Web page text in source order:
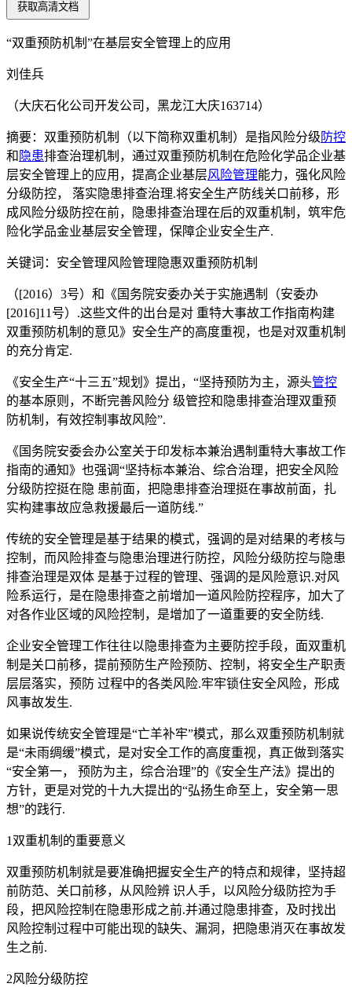
获取高清文档
“双重预防机制”在基层安全管理上的应用
刘佳兵
（大庆石化公司开发公司，黑龙江大庆163714）
摘要：双重预防机制（以下简称双重机制）是指风险分级 防控
和 隐患排查治理机制，通过双重预防机制在危险化学品企业基
层安全管理上的应用，提高企业基层风险管理能力，强化风险
分级防控， 落实隐患排查治理.将安全生产防线关口前移，形
成风险分级防控在前，隐患排查治理在后的双重机制，筑牢危
险化学品金业基层安全管理，保障企业安全生产.
关键词：安全管理风险管理隐惠双重预防机制
（[2016）3号）和《国务院安委办关于实施遇制（安委办
[2016]11号）.这些文件的出台是对 重特大事故工作指南构建
双重预防机制的意见》安全生产的高度重视，也是对双重机制
的充分肯定.
《安全生产“十三五”规划》提出，“坚持预防为主，源头管控
的基本原则，不断完善风险分 级管控和隐患排查治理双重预
防机制，有效控制事故风险”.
《国务院安委会办公室关于印发标本兼治遇制重特大事故工作
指南的通知》也强调“坚持标本兼治、综合治理，把安全风险
分级防控挺在隐 患前面，把隐患排查治理挺在事故前面，扎
实构建事故应急救援最后一道防线.”
传统的安全管理是基于结果的模式，强调的是对结果的考核与
控制，而风险排查与隐患治理进行防控，风险分级防控与隐患
排查治理是双体 是基于过程的管理、强调的是风险意识.对风
险系运行，是在隐患排查之前增加一道风险防控程序，加大了
对各作业区域的风险控制，是增加了一道重要的安全防线.
企业安全管理工作往往以隐患排查为主要防控手段，面双重机
制是关口前移，提前预防生产险预防、控制，将安全生产职责
层层落实，预防 过程中的各类风险.牢牢锁住安全风险，形成
风事故发生.
如果说传统安全管理是“亡羊补牢”模式，那么双重预防机制就
是“未雨绸缓”模式，是对安全工作的高度重视，真正做到落实
“安全第一， 预防为主，综合治理”的《安全生产法》提出的
方针，更是对党的十九大提出的“弘扬生命至上，安全第一思
想”的践行.
1双重机制的重要意义
双重预防机制就是要准确把握安全生产的特点和规律，坚持超
前防范、关口前移，从风险辨 识人手，以风险分级防控为手
段，把风险控制在隐患形成之前.并通过隐患排查，及时找出
风险控制过程中可能出现的缺失、漏洞，把隐患消灭在事故发
生之前.
2风险分级防控